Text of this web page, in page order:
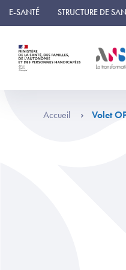
Panneau de gestion des
E-SANTÉ STRUCTURE DE
Accueil Volet